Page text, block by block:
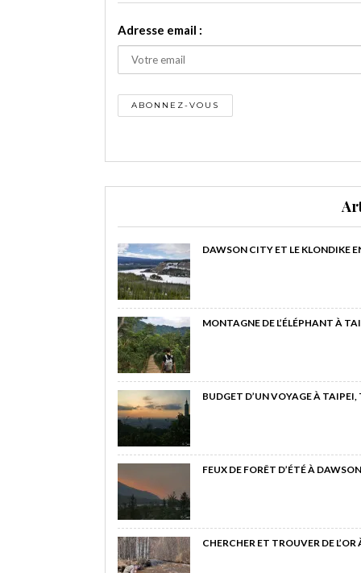
Adresse email :
DAWSON CITY ET LE KLONDIKE
MONTAGNE DE L’ÉLÉPHANT À
BUDGET D’UN VOYAGE À
FEUX DE FORÊT D’ÉTÉ À
CHERCHER ET TROUVER DE